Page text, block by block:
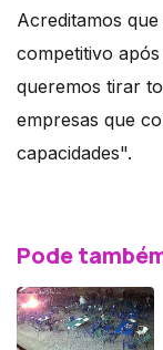
Acreditamos
competitivo
queremos tirar
empresas que
capacidades".
Pode